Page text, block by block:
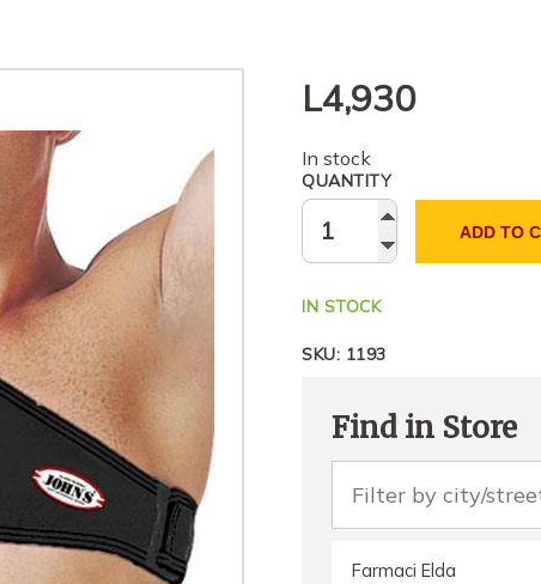
L4,930
In stock
QUANTITY
ADD TO
IN STOCK
SKU: 1193
Find in Store
Farmaci Elda